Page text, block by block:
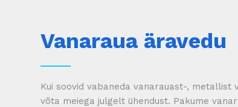
Vanaraua äravedu
Kui soovid vabaneda vanarauast-, metallist
võta meiega julgelt ühendust. Pakume